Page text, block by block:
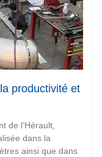
productivité et
de l’Hérault,
dans la
ainsi que dans